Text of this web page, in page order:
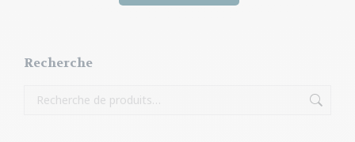
38,99€.38,99€.
Recherche